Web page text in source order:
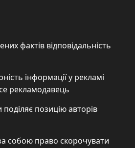
фактів відповідальність
інформації у рекламі
рекламодавець
позицію авторів
собою право скорочувати